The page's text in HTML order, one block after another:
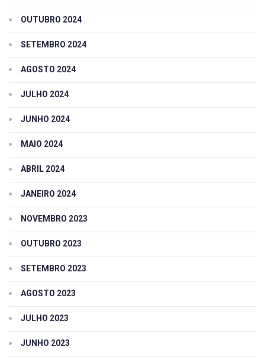
OUTUBRO 2024
SETEMBRO 2024
AGOSTO 2024
JULHO 2024
JUNHO 2024
MAIO 2024
ABRIL 2024
JANEIRO 2024
NOVEMBRO 2023
OUTUBRO 2023
SETEMBRO 2023
AGOSTO 2023
JULHO 2023
JUNHO 2023